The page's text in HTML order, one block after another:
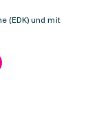
(EDK) und mit